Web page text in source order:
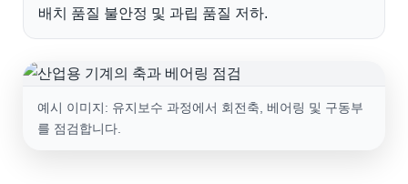
배치 품질 불안정 및 과립 품질 저하.
예시 이미지: 유지보수 과정에서 회전축, 베어링 및 구동부
를 점검합니다.